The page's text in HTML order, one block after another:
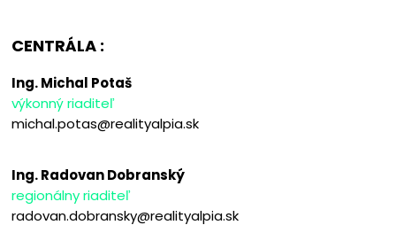
CENTRÁLA :
Ing. Michal Potaš
výkonný riaditeľ
michal.potas@realityalpia.sk
Ing. Radovan Dobranský
regionálny riaditeľ
radovan.dobransky@realityalpia.sk